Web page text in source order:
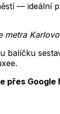
— ideální
metra
balíčku
přes Google